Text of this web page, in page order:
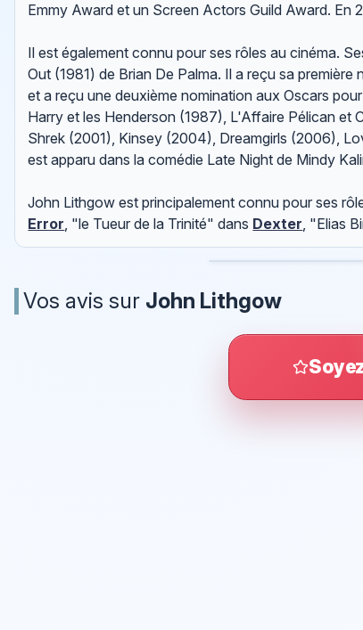
Emmy Award et un Screen Actors Guild Award. En
Il est également connu pour ses rôles au cinéma.
Out (1981) de Brian De Palma. Il a reçu sa
et a reçu une deuxième nomination aux Oscars
Harry et les Henderson (1987), L'Affaire Pélican et
Shrek (2001), Kinsey (2004), Dreamgirls (2006),
est apparu dans la comédie Late Night de Mindy
John Lithgow est principalement connu pour ses
Error, "le Tueur de la Trinité" dans Dexter, "Elias
Vos avis sur John Lithgow